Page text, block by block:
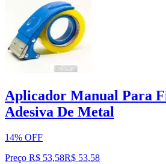
Aplicador Manual Para
Adesiva De Metal
14% OFF
Preço R$ 53,58R$ 53,58